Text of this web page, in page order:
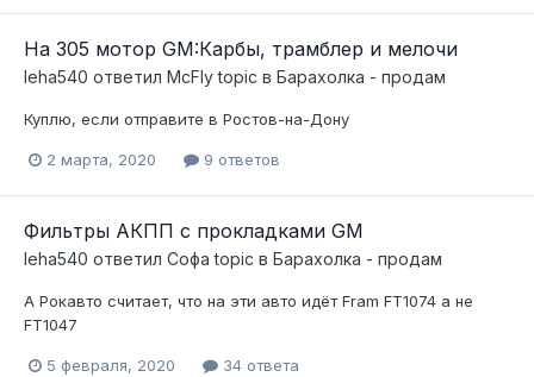
На 305 мотор GM:Карбы, трамблер и мелочи
leha540 ответил McFlytopic в Барахолка - продам
Куплю, если отправите в Ростов-на-Дону
2 марта, 2020 9 ответов
Фильтры АКПП с прокладками GM
leha540 ответил Софа topic в Барахолка - продам
А Рокавто считает, что на эти авто идёт Fram FT1074 а не
FT1047
5 февраля, 2020 34 ответа